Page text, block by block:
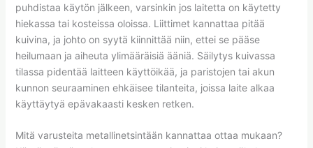
puhdistaa käytön jälkeen, varsinkin jos laitetta on käytetty
hiekassa tai kosteissa oloissa. Liittimet kannattaa pitää
kuivina, ja johto on syytä kiinnittää niin, ettei se pääse
heilumaan ja aiheuta ylimääräisiä ääniä. Säilytys kuivassa
tilassa pidentää laitteen käyttöikää, ja paristojen tai akun
kunnon seuraaminen ehkäisee tilanteita, joissa laite alkaa
käyttäytyä epävakaasti kesken retken.
Mitä varusteita metallinetsintään kannattaa ottaa mukaan?